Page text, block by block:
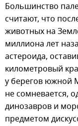
Большинство
считают, что
животных на
миллиона лет
астероида,
километровый
у берегов южной
не сомневается,
динозавров и
предметом